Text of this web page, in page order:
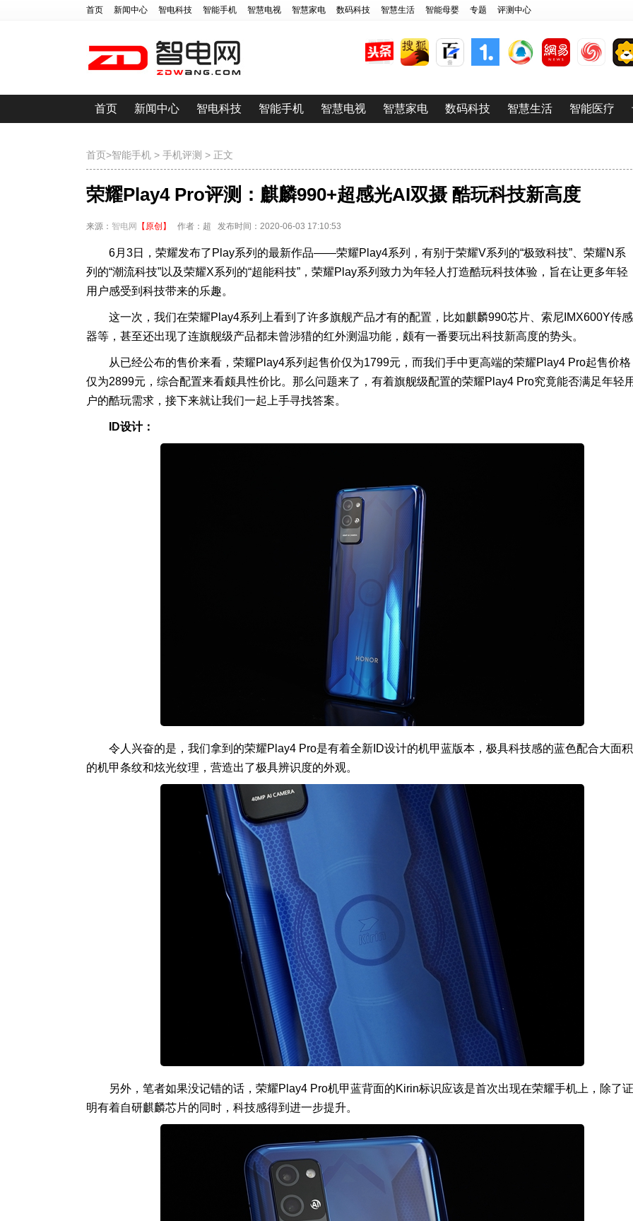
首页 新闻中心 智电科技 智能手机 智慧电视 智慧家电 数码科技 智慧生活 智能母婴 专题 评测中心
首页 新闻中心 智电科技 智能手机 智慧电视 智慧家电 数码科技 智慧生活 智能医疗
首页>智能手机 > 手机评测 > 正文
荣耀Play4 Pro评测：麒麟990+超感光AI双摄 酷玩科技新高度
来源： 智电网 【原创】 作者：超 发布时间：2020-06-03 17:10:53
6月3日，荣耀发布了Play系列的最新作品——荣耀Play4系列，有别于荣耀V系列的“极致科技”、荣耀N系
列的“潮流科技”以及荣耀X系列的“超能科技”，荣耀Play系列致力为年轻人打造酷玩科技体验，旨在让更多年轻
用户感受到科技带来的乐趣。
这一次，我们在荣耀Play4系列上看到了许多旗舰产品才有的配置，比如麒麟990芯片、索尼IMX600Y传感
器等，甚至还出现了连旗舰级产品都未曾涉猎的红外测温功能，颇有一番要玩出科技新高度的势头。
从已经公布的售价来看，荣耀Play4系列起售价仅为1799元，而我们手中更高端的荣耀Play4 Pro起售价格
仅为2899元，综合配置来看颇具性价比。那么问题来了，有着旗舰级配置的荣耀Play4 Pro究竟能否满足年轻
户的酷玩需求，接下来就让我们一起上手寻找答案。
ID设计：
令人兴奋的是，我们拿到的荣耀Play4 Pro是有着全新ID设计的机甲蓝版本，极具科技感的蓝色配合大面积
的机甲条纹和炫光纹理，营造出了极具辨识度的外观。
另外，笔者如果没记错的话，荣耀Play4 Pro机甲蓝背面的Kirin标识应该是首次出现在荣耀手机上，除了证
明有着自研麒麟芯片的同时，科技感得到进一步提升。